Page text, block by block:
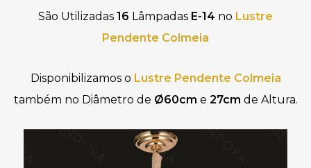
São Utilizadas 16 Lâmpadas E-14 no Lustre
Pendente Colmeia
Disponibilizamos o Lustre Pendente Colmeia
também no Diâmetro de Ø60cm e 27cm de Altura.